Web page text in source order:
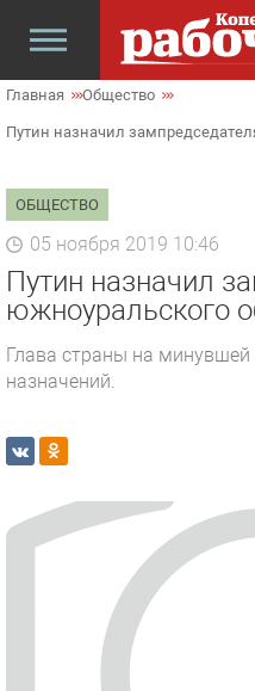
Главная Общество
Путин назначил
ОБЩЕСТВО
05 ноября 2019 10:46
Путин назначил
южноуральского
Глава страны на минувшей
назначений.